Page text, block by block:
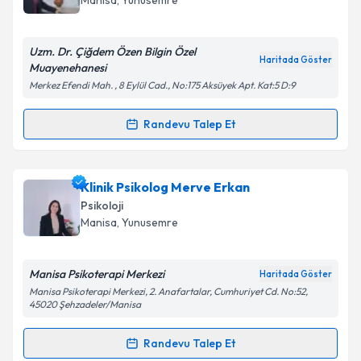
Kişisel verilerimin işlenmesine ilişkinAydınlatma
'ni okudum ve kişisel verilerimin belirtilen
kapsamda işlenmesini kabul ediyorum.
Takvim Talebini Gönder
Uzm. Dr. Çiğdem Özen Bilgin Özel
Muayenehanesi
Haritada Göster
Merkez Efendi Mah. , 8 Eylül Cad., No:175 Aksüyek Apt. Kat:5 D:9
Randevu Talep Et
Randevu Takvimi Talebi
Uzm. Dr. Çiğdem Özen Bilginiçin randevu takvimi
talebi oluşturun. Size bu uzmandan randevu almanız
için bir takvim hazırlandığında e-posta ile
bilgilendireceğiz.
Kişisel verilerimin işlenmesine ilişkin
Klinik Psikolog Merve Erkan
Psikoloji
Manisa, Yunusemre
Manisa Psikoterapi Merkezi Haritada Göster
Manisa Psikoterapi Merkezi, 2. Anafartalar, Cumhuriyet Cd. No:52,
45020 Şehzadeler/Manisa
Randevu Talep Et
Randevu Takvimi Talebi